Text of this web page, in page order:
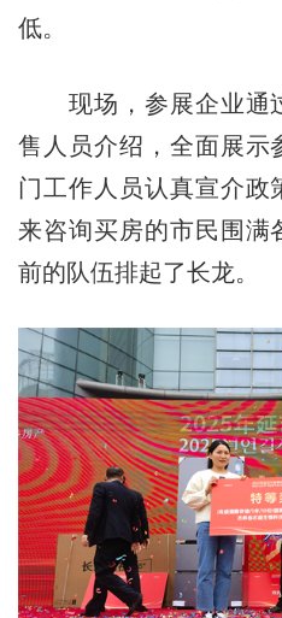
低。
现场，参展企业通
售人员介绍，全面展示
门工作人员认真宣介政
来咨询买房的市民围满
前的队伍排起了长龙。